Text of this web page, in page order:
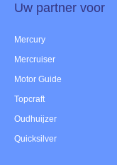
Uw partner voor
Mercury
Mercruiser
Motor Guide
Topcraft
Oudhuijzer
Quicksilver